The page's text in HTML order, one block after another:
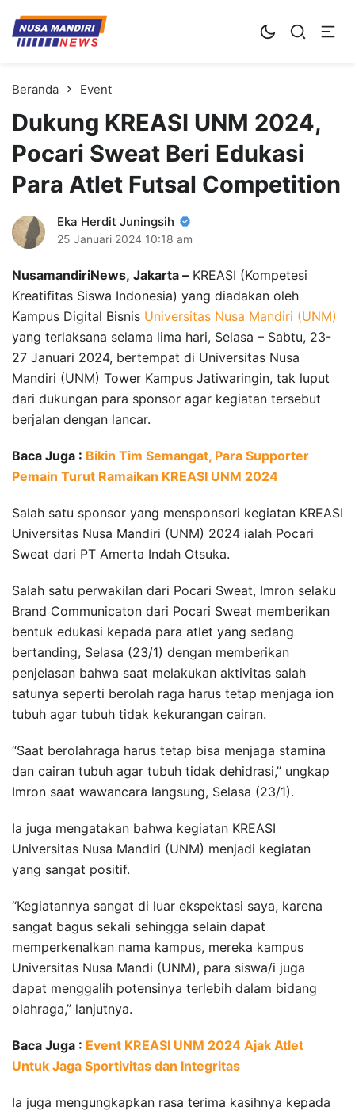
Kampus Digital Bisnis
Universitas Nusa Mandiri
Beranda Event
Dukung KREASI UNM 2024,
Pocari Sweat Beri Edukasi
Para Atlet Futsal Competition
Eka Herdit Juningsih
25 Januari 2024 10:18 am
NusamandiriNews, Jakarta – KREASI (Kompetesi
Kreatifitas Siswa Indonesia) yang diadakan oleh
Kampus Digital Bisnis Universitas Nusa Mandiri (UNM)
yang terlaksana selama lima hari, Selasa – Sabtu, 23-
27 Januari 2024, bertempat di Universitas Nusa
Mandiri (UNM) Tower Kampus Jatiwaringin, tak luput
dari dukungan para sponsor agar kegiatan tersebut
berjalan dengan lancar.
Baca Juga : Bikin Tim Semangat, Para Supporter
Pemain Turut Ramaikan KREASI UNM 2024
Salah satu sponsor yang mensponsori kegiatan KREASI
Universitas Nusa Mandiri (UNM) 2024 ialah Pocari
Sweat dari PT Amerta Indah Otsuka.
Salah satu perwakilan dari Pocari Sweat, Imron selaku
Brand Communicaton dari Pocari Sweat memberikan
bentuk edukasi kepada para atlet yang sedang
bertanding, Selasa (23/1) dengan memberikan
penjelasan bahwa saat melakukan aktivitas salah
satunya seperti berolah raga harus tetap menjaga ion
tubuh agar tubuh tidak kekurangan cairan.
“Saat berolahraga harus tetap bisa menjaga stamina
dan cairan tubuh agar tubuh tidak dehidrasi,” ungkap
Imron saat wawancara langsung, Selasa (23/1).
Ia juga mengatakan bahwa kegiatan KREASI
Universitas Nusa Mandiri (UNM) menjadi kegiatan
yang sangat positif.
“Kegiatannya sangat di luar ekspektasi saya, karena
sangat bagus sekali sehingga selain dapat
memperkenalkan nama kampus, mereka kampus
Universitas Nusa Mandi (UNM), para siswa/i juga
dapat menggalih potensinya terlebih dalam bidang
olahraga,” lanjutnya.
Baca Juga : Event KREASI UNM 2024 Ajak Atlet
Untuk Jaga Sportivitas dan Integritas
Ia juga mengungkapkan rasa terima kasihnya kepada